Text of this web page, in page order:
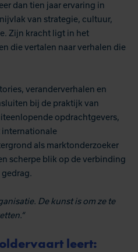
dan tien jaar ervaring in
van strategie, cultuur,
Zijn kracht ligt in het
die vertalen naar verhalen die
veranderverhalen en
bij de praktijk van
opdrachtgevers,
internationale
als marktonderzoeker
scherpe blik op de verbinding
De kunst is om ze te
“
leert: